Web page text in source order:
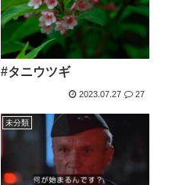
#タニウツギ
2023.07.27 27
未分類